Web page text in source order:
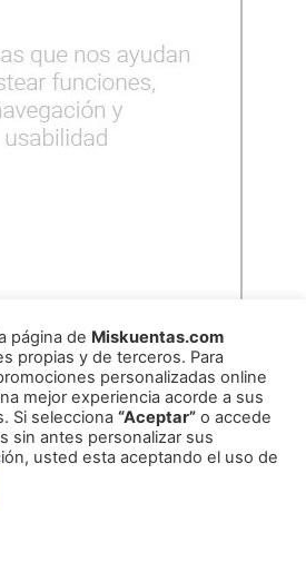
miskuentas2026
página de Miskuentas.com
propias y de terceros. Para
personalizadas online
mejor experiencia acorde a sus
Si selecciona “Aceptar” o accede
sin antes personalizar sus
usted esta aceptando el uso de